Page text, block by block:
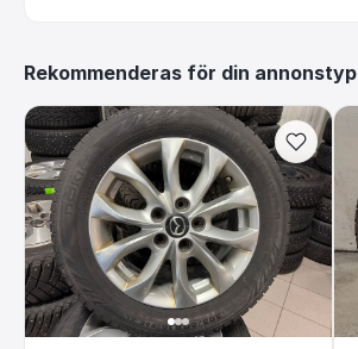
Rekommenderas för din annonstyp